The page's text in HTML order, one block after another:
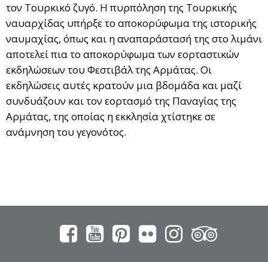
τον Τουρκικό ζυγό. Η πυρπόληση της Τουρκικής
ναυαρχίδας υπήρξε το αποκορύφωμα της ιστορικής
ναυμαχίας, όπως και η αναπαράστασή της στο λιμάνι
αποτελεί πια το αποκορύφωμα των εορταστικών
εκδηλώσεων του Φεστιβάλ της Αρμάτας. Οι
εκδηλώσεις αυτές κρατούν μια βδομάδα και μαζί
συνδυάζουν και τον εορτασμό της Παναγίας της
Αρμάτας, της οποίας η εκκλησία χτίστηκε σε
ανάμνηση του γεγονότος.